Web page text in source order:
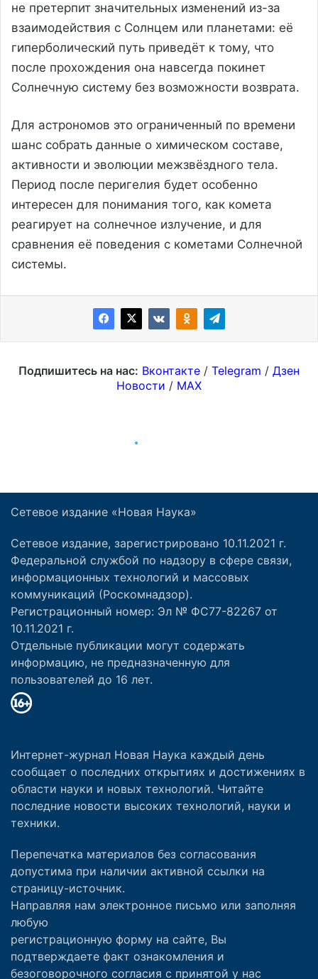
Сетевое издание «Новая Наука»
Сетевое издание, зарегистрировано 10.11.2021 г.
Федеральной службой по надзору в сфере связи,
информационных технологий и массовых
коммуникаций (Роскомнадзор).
Регистрационный номер: Эл № ФС77-82267 от
10.11.2021 г.
Отдельные публикации могут содержать
информацию, не предназначенную для
пользователей до 16 лет.
Интернет-журнал Новая Наука каждый день
сообщает о последних открытиях и достижениях в
области науки и новых технологий. Читайте
последние новости высоких технологий, науки и
техники.
Перепечатка материалов без согласования
допустима при наличии активной ссылки на
страницу-источник.
Направляя нам электронное письмо или заполняя
любую
регистрационную форму на сайте, Вы
подтверждаете факт ознакомления и
безоговорочного согласия с принятой у нас